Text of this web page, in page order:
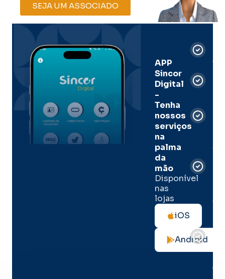
SEJA UM ASSOCIADO
APP
Sincor
Digital
-
Tenha
nossos
serviços
na
palma
da
mão
Disponível
nas
lojas
iOS
Android
Sua
no